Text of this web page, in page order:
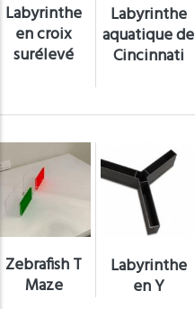
Labyrinthe
en croix
surélevé
Labyrinthe
aquatique de
Cincinnati
Zebrafish T
Maze
Labyrinthe
en Y